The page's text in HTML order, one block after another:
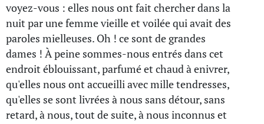
voyez-vous : elles nous ont fait chercher dans la
nuit par une femme vieille et voilée qui avait des
paroles mielleuses. Oh ! ce sont de grandes
dames ! À peine sommes-nous entrés dans cet
endroit éblouissant, parfumé et chaud à enivrer,
qu'elles nous ont accueilli avec mille tendresses,
qu'elles se sont livrées à nous sans détour, sans
retard, à nous, tout de suite, à nous inconnus et